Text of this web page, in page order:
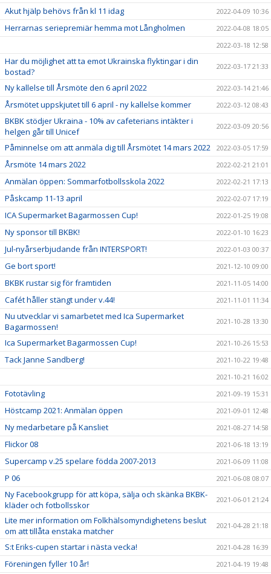
Akut hjälp behövs från kl 11 idag
2022-04-09 10:36
Herrarnas seriepremiär hemma mot Långholmen
2022-04-08 18:05
2022-03-18 12:58
Har du möjlighet att ta emot Ukrainska flyktingar i din
bostad?
2022-03-17 21:33
Ny kallelse till Årsmöte den 6 april 2022 2022-03-14 21:46
Årsmötet uppskjutet till 6 april - ny kallelse kommer 2022-03-12 08:43
BKBK stödjer Ukraina - 10% av cafeterians intäkter i
helgen går till Unicef
2022-03-09 20:56
Påminnelse om att anmäla dig till Årsmötet 14 mars 2022 2022-03-05 17:59
Årsmöte 14 mars 2022 2022-02-21 21:01
Anmälan öppen: Sommarfotbollsskola 2022 2022-02-21 17:13
Påskcamp 11-13 april 2022-02-07 17:19
ICA Supermarket Bagarmossen Cup! 2022-01-25 19:08
Ny sponsor till BKBK! 2022-01-10 16:23
Jul-nyårserbjudande från INTERSPORT! 2022-01-03 00:37
Ge bort sport! 2021-12-10 09:00
BKBK rustar sig för framtiden 2021-11-05 14:00
Cafét håller stängt under v.44! 2021-11-01 11:34
Nu utvecklar vi samarbetet med Ica Supermarket
Bagarmossen!
2021-10-28 13:30
Ica Supermarket Bagarmossen Cup! 2021-10-26 15:53
Tack Janne Sandberg!
2021-10-22 19:48
2021-10-21 16:02
Fototävling 2021-09-19 15:31
Höstcamp 2021: Anmälan öppen 2021-09-01 12:48
Ny medarbetare på Kansliet 2021-08-27 14:58
Flickor 08 2021-06-18 13:19
Supercamp v.25 spelare födda 2007-2013 2021-06-09 11:08
P 06 2021-06-08 08:07
Ny Facebookgrupp för att köpa, sälja och skänka BKBK-
kläder och fotbollsskor
2021-06-01 21:24
Lite mer information om Folkhälsomyndighetens beslut
om att tillåta enstaka matcher
2021-04-28 21:18
S:t Eriks-cupen startar i nästa vecka! 2021-04-28 16:39
Föreningen fyller 10 år! 2021-04-19 19:48